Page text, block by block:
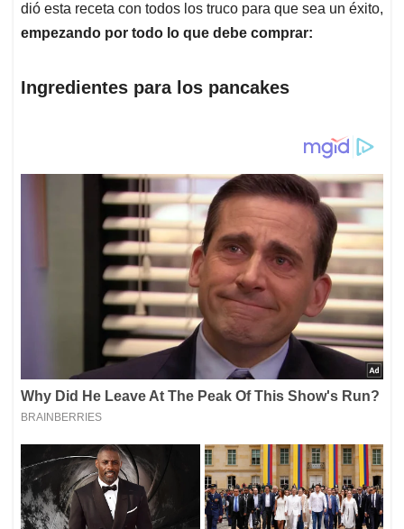
dió esta receta con todos los truco para que sea un éxito,
empezando por todo lo que debe comprar:
Ingredientes para los pancakes